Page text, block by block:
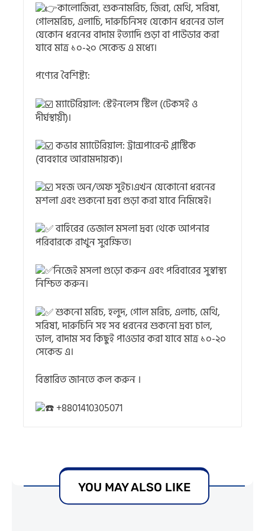
কালোজিরা, শুকনামরিচ, জিরা, মেথি, সরিষা,
গোলমরিচ, এলাচি, দারুচিনিসহ যেকোন ধরনের ডাল
যেকোন ধরনের বাদাম ইত্যাদি গুড়া বা পাউডার করা
যাবে মাত্র ১০-২০ সেকেন্ড এ মধ্যে।
পণ্যের বৈশিষ্ট্য:
ম্যাটেরিয়াল: স্টেইনলেস স্টিল (টেকসই ও
দীর্ঘস্থায়ী)।
কভার ম্যাটেরিয়াল: ট্রান্সপারেন্ট প্লাস্টিক
(ব্যবহারে আরামদায়ক)।
সহজ অন/অফ সুইচ।এখন যেকোনো ধরনের
মশলা এবং শুকনো দ্রব্য গুড়া করা যাবে নিমিষেই।
বাহিরের ভেজাল মসলা দ্রব্য থেকে আপনার
পরিবারকে রাখুন সুরক্ষিত।
নিজেই মসলা গুড়ো করুন এবং পরিবারের সুস্বাস্থ্য
নিশ্চিত করুন।
শুকনো মরিচ, হলুদ, গোল মরিচ, এলাচ, মেথি,
সরিষা, দারুচিনি সহ সব ধরনের শুকনো দ্রব্য চাল,
ডাল, বাদাম সব কিছুই পাওডার করা যাবে মাত্র ১০-২০
সেকেন্ড এ।
বিস্তারিত জানতে কল করুন ।
+8801410305071
YOU MAY ALSO LIKE